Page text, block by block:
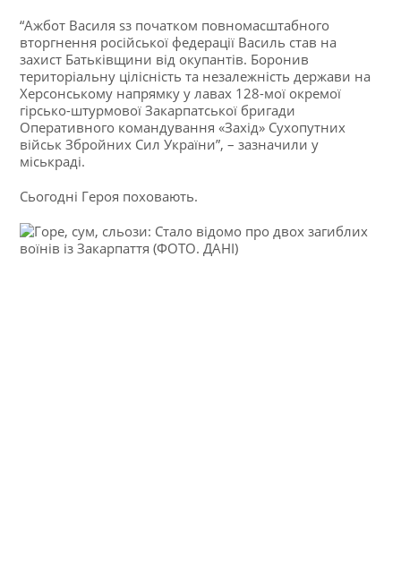
“Ажбот Василя sз початком повномасштабного
вторгнення російської федерації Василь став на
захист Батьківщини від окупантів. Боронив
територіальну цілісність та незалежність держави на
Херсонському напрямку у лавах 128-мої окремої
гірсько-штурмової Закарпатської бригади
Оперативного командування «Захід» Сухопутних
військ Збройних Сил України”, – зазначили у
міськраді.
Сьогодні Героя поховають.